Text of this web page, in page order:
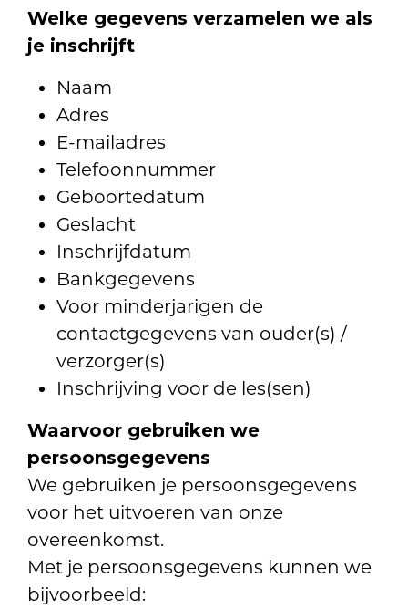
Welke gegevens verzamelen we als
je inschrijft
Naam
Adres
E-mailadres
Telefoonnummer
Geboortedatum
Geslacht
Inschrijfdatum
Bankgegevens
Voor minderjarigen de
contactgegevens van ouder(s) /
verzorger(s)
Inschrijving voor de les(sen)
Waarvoor gebruiken we
persoonsgegevens
We gebruiken je persoonsgegevens
voor het uitvoeren van onze
overeenkomst.
Met je persoonsgegevens kunnen we
bijvoorbeeld: